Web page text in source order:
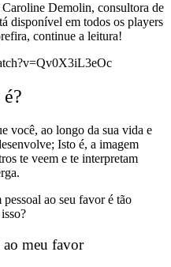
Caroline Demolin, consultora de
disponível em todos os players
continue a leitura!
você, ao longo da sua vida e
Isto é, a imagem
te veem e te interpretam
ao seu favor é tão
ao meu favor